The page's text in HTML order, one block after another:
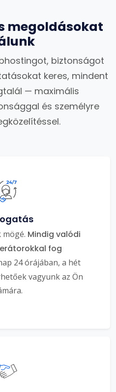
megoldásokat
biztonságot
keres, mindent
— maximális
és személyre
Mindig valódi
fog
24 órájában, a hét
vagyunk az Ön